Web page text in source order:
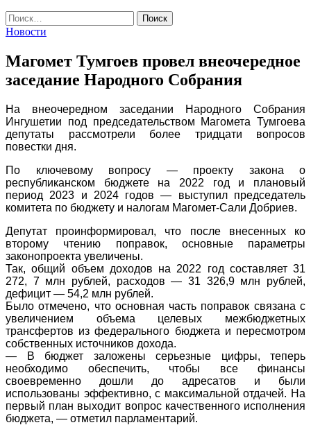
Найти:
Новости
Магомет Тумгоев провел внеочередное
заседание Народного Собрания
На внеочередном заседании Народного Собрания
Ингушетии под председательством Магомета Тумгоева
депутаты рассмотрели более тридцати вопросов
повестки дня.
По ключевому вопросу — проекту закона о
республиканском бюджете на 2022 год и плановый
период 2023 и 2024 годов — выступил председатель
комитета по бюджету и налогам Магомет-Сали Добриев.
Депутат проинформировал, что после внесенных ко
второму чтению поправок, основные параметры
законопроекта увеличены.
Так, общий объем доходов на 2022 год составляет 31
272, 7 млн рублей, расходов — 31 326,9 млн рублей,
дефицит — 54,2 млн рублей.
Было отмечено, что основная часть поправок связана с
увеличением объема целевых межбюджетных
трансфертов из федерального бюджета и пересмотром
собственных источников дохода.
— В бюджет заложены серьезные цифры, теперь
необходимо обеспечить, чтобы все финансы
своевременно дошли до адресатов и были
использованы эффективно, с максимальной отдачей. На
первый план выходит вопрос качественного исполнения
бюджета, — отметил парламентарий.